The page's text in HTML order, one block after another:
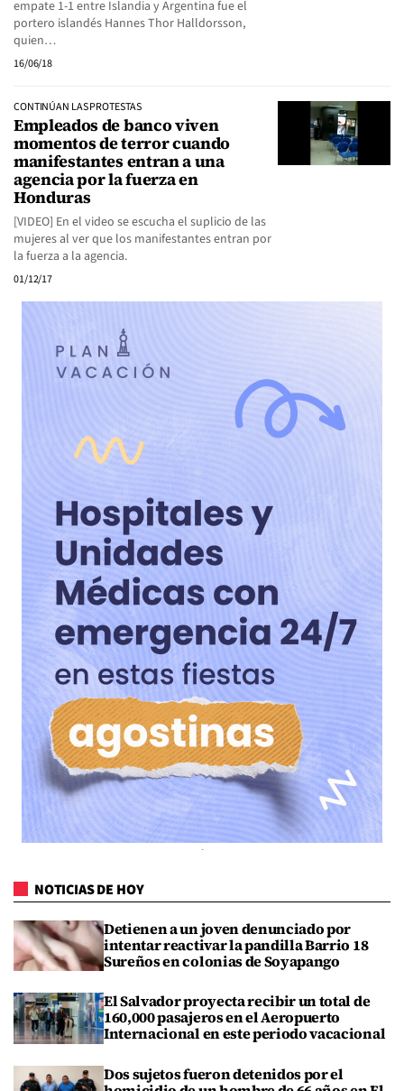
empate 1-1 entre Islandia y Argentina fue el
portero islandés Hannes Thor Halldorsson,
quien…
16/06/18
CONTINÚAN LAS PROTESTAS
Empleados de banco viven
momentos de terror cuando
manifestantes entran a una
agencia por la fuerza en
Honduras
[VIDEO] En el video se escucha el suplicio de las
mujeres al ver que los manifestantes entran por
la fuerza a la agencia.
01/12/17
NOTICIAS DE HOY
Detienen a un joven denunciado por
intentar reactivar la pandilla Barrio 18
Sureños en colonias de Soyapango
El Salvador proyecta recibir un total de
160,000 pasajeros en el Aeropuerto
Internacional en este periodo vacacional
Dos sujetos fueron detenidos por el